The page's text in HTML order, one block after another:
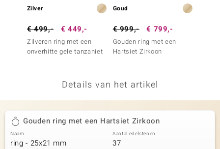
Collection
Zilver
€ 499,- € 449,-
Zilveren ring met een
onverhitte gele tanzaniet
Goud
€ 999,- € 799,-
Gouden ring met een
Hartsiet Zirkoon
Details van het artikel
Gouden ring met een Hartsiet Zirkoon
Naam
ring - 25x21 mm
Aantal edelstenen
37